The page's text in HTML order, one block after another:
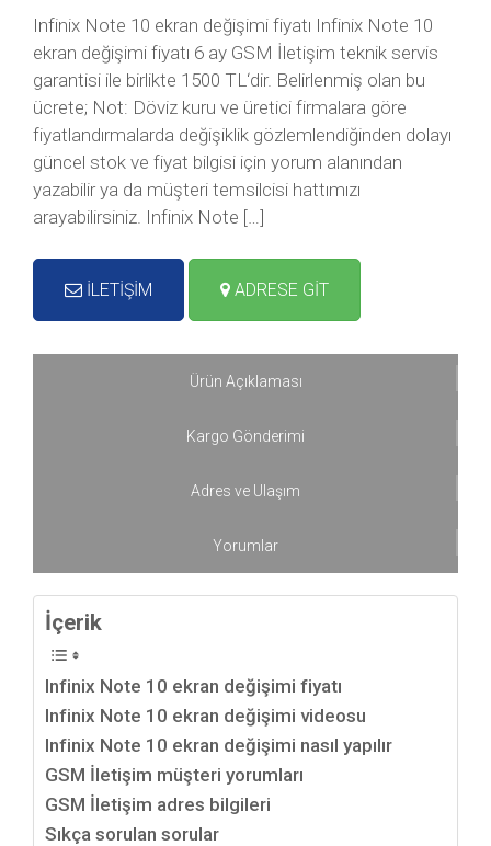
Infinix Note 10 ekran değişimi fiyatı Infinix Note 10
ekran değişimi fiyatı 6 ay GSM İletişim teknik servis
garantisi ile birlikte 1500 TL‘dir. Belirlenmiş olan bu
ücrete; Not: Döviz kuru ve üretici firmalara göre
fiyatlandırmalarda değişiklik gözlemlendiğinden dolayı
güncel stok ve fiyat bilgisi için yorum alanından
yazabilir ya da müşteri temsilcisi hattımızı
arayabilirsiniz. Infinix Note […]
İLETİŞİM ADRESE GİT
Ürün Açıklaması
Kargo Gönderimi
Adres ve Ulaşım
Yorumlar
İçerik
Infinix Note 10 ekran değişimi fiyatı
Infinix Note 10 ekran değişimi videosu
Infinix Note 10 ekran değişimi nasıl yapılır
GSM İletişim müşteri yorumları
GSM İletişim adres bilgileri
Sıkça sorulan sorular